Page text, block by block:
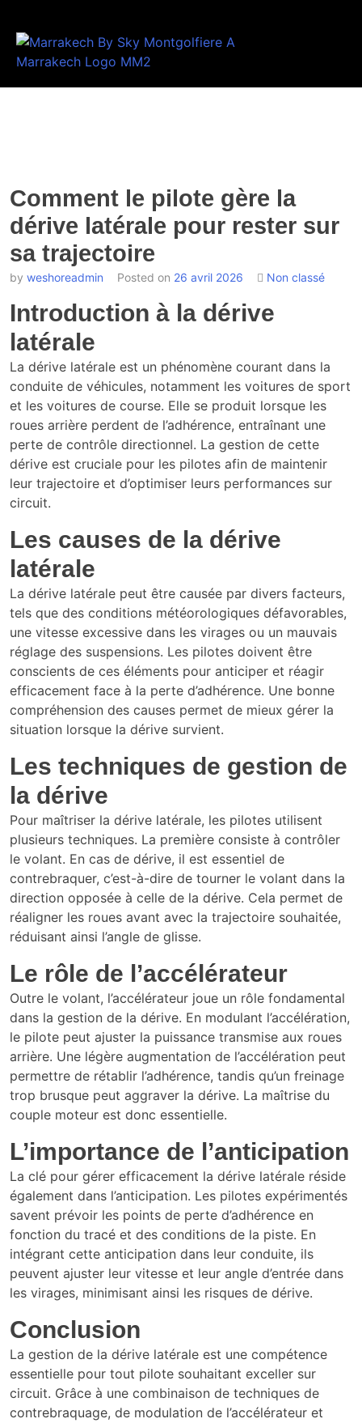
Comment le pilote gère la
dérive latérale pour rester sur
sa trajectoire
by weshoreadmin Posted on 26 avril 2026 Non classé
Introduction à la dérive
latérale
La dérive latérale est un phénomène courant dans la
conduite de véhicules, notamment les voitures de sport
et les voitures de course. Elle se produit lorsque les
roues arrière perdent de l’adhérence, entraînant une
perte de contrôle directionnel. La gestion de cette
dérive est cruciale pour les pilotes afin de maintenir
leur trajectoire et d’optimiser leurs performances sur
circuit.
Les causes de la dérive
latérale
La dérive latérale peut être causée par divers facteurs,
tels que des conditions météorologiques défavorables,
une vitesse excessive dans les virages ou un mauvais
réglage des suspensions. Les pilotes doivent être
conscients de ces éléments pour anticiper et réagir
efficacement face à la perte d’adhérence. Une bonne
compréhension des causes permet de mieux gérer la
situation lorsque la dérive survient.
Les techniques de gestion de
la dérive
Pour maîtriser la dérive latérale, les pilotes utilisent
plusieurs techniques. La première consiste à contrôler
le volant. En cas de dérive, il est essentiel de
contrebraquer, c’est-à-dire de tourner le volant dans la
direction opposée à celle de la dérive. Cela permet de
réaligner les roues avant avec la trajectoire souhaitée,
réduisant ainsi l’angle de glisse.
Le rôle de l’accélérateur
Outre le volant, l’accélérateur joue un rôle fondamental
dans la gestion de la dérive. En modulant l’accélération,
le pilote peut ajuster la puissance transmise aux roues
arrière. Une légère augmentation de l’accélération peut
permettre de rétablir l’adhérence, tandis qu’un freinage
trop brusque peut aggraver la dérive. La maîtrise du
couple moteur est donc essentielle.
L’importance de l’anticipation
La clé pour gérer efficacement la dérive latérale réside
également dans l’anticipation. Les pilotes expérimentés
savent prévoir les points de perte d’adhérence en
fonction du tracé et des conditions de la piste. En
intégrant cette anticipation dans leur conduite, ils
peuvent ajuster leur vitesse et leur angle d’entrée dans
les virages, minimisant ainsi les risques de dérive.
Conclusion
La gestion de la dérive latérale est une compétence
essentielle pour tout pilote souhaitant exceller sur
circuit. Grâce à une combinaison de techniques de
contrebraquage, de modulation de l’accélérateur et